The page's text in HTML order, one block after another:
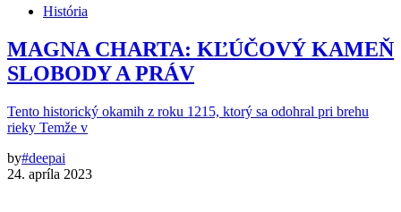
História
MAGNA CHARTA: KĽÚČOVÝ KAMEŇ
SLOBODY A PRÁV
Tento historický okamih z roku 1215, ktorý sa odohral pri brehu
rieky Temže v
by#deepai
24. apríla 2023